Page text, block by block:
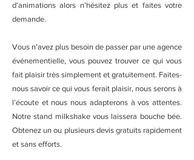
d’animations alors n’hésitez plus et faites votre
demande.
Vous n’avez plus besoin de passer par une agence
événementielle, vous pouvez trouver ce qui vous
fait plaisir très simplement et gratuitement. Faites-
nous savoir ce qui vous ferait plaisir, nous serons à
l’écoute et nous nous adapterons à vos attentes.
Notre stand milkshake vous laissera bouche bée.
Obtenez un ou plusieurs devis gratuits rapidement
et sans efforts.